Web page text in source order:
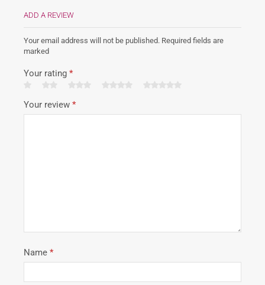
ADD A REVIEW
Your email address will not be published. Required fields are
marked
Your rating *
Your review *
Name *